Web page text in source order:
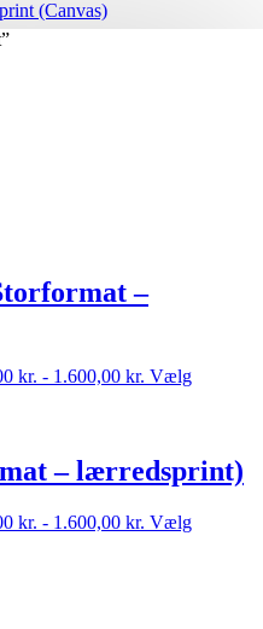
–
kr. - 1.600,00 kr. Vælg
– lærredsprint)
kr. - 1.600,00 kr. Vælg